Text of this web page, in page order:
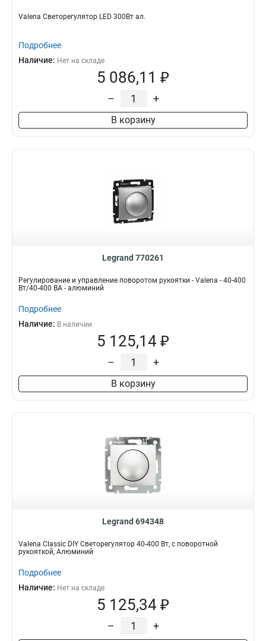
Valena Светорегулятор LED 300Вт ал.
Подробнее
Наличие: Нет на складе
5 086,11 ₽
– +
В корзину
Legrand 770261
Регулирование и управление поворотом рукоятки - Valena - 40-400
Вт/40-400 ВА - алюминий
Подробнее
Наличие: В наличии
5 125,14 ₽
– +
В корзину
Legrand 694348
Valena Classic DIY Светорегулятор 40-400 Вт, с поворотной
рукояткой, Алюминий
Подробнее
Наличие: Нет на складе
5 125,34 ₽
– +